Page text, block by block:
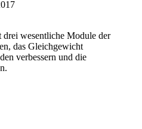
wesentliche Module der
das Gleichgewicht
verbessern und die